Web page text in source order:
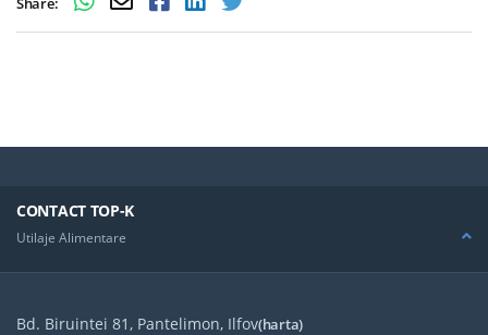
CONTACT TOP-K
Utilaje Alimentare
Bd. Biruintei 81, Pantelimon, Ilfov(harta)